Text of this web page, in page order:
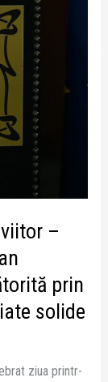
–
prin
solide
ziua printr-